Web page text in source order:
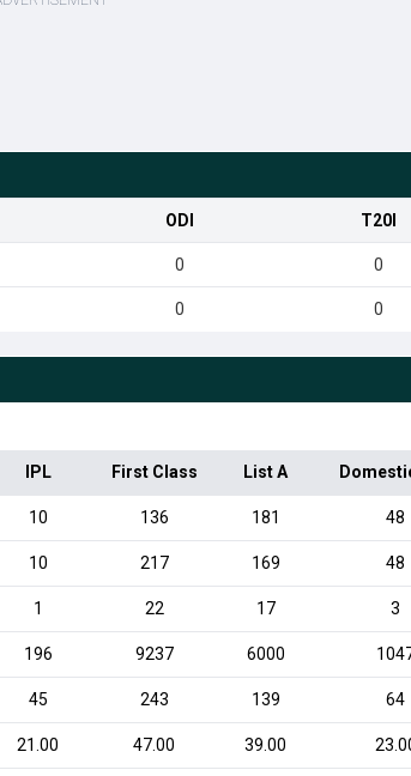
ODI T20I
0 0
0 0
IPL First Class List A
10 136 181 48
10 217 169 48
1 22 17 3
196 9237 6000
45 243 139 64
21.00 47.00 39.00